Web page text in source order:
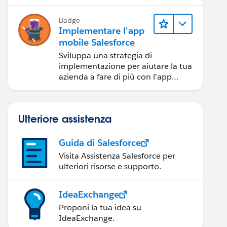
Badge
Implementare l'app
mobile Salesforce
Sviluppa una strategia di
implementazione per aiutare la tua
azienda a fare di più con l'app
Ulteriore assistenza
Guida di Salesforce
Visita Assistenza Salesforce per
ulteriori risorse e supporto.
IdeaExchange
Proponi la tua idea su
IdeaExchange.